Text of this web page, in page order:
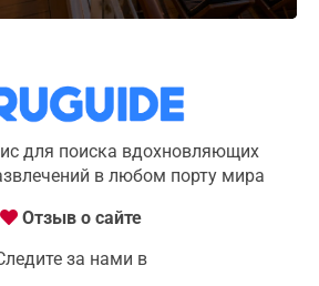
для поиска вдохновляющих
в любом порту мира
Отзыв о сайте
за нами в